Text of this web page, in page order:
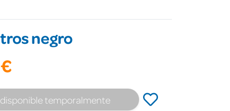
negro
temporalmente